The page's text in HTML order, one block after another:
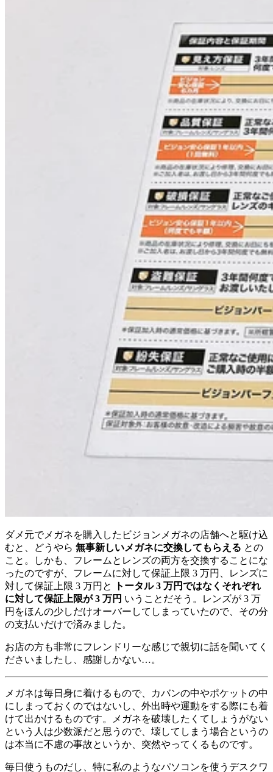
ダメ元でメガネを購入したビジョンメガネの店舗へと駆け込
むと、どうやら 無事新しいメガネに交換してもらえる との
こと。しかも、フレームとレンズの両方を交換することにな
ったのですが、フレームに対して保証上限 3 万円、レンズに
対して保証上限 3 万円と
トータル 3 万円ではなくそれぞれ
に対して保証上限が 3 万円 いうことだそう。レンズが 3 万
円をほんの少しだけオーバーしてしまっていたので、その分
の支払いだけで済みました。
お店の方も非常にフレンドリーな感じで親切に話を聞いてく
ださいましたし、感謝しかない…。
メガネは毎日身に着けるもので、カバンの中やポケットの中
にしまっておくのではないし、外出時や運動をする際にも着
けて出かけるものです。メガネを破壊したくてしょうがない
という人は少数派だと思うので、壊してしまう場合というの
は本当に不慮の事故というか、突然やってくるものです。
毎日使うものだし、特に私のようなパソコンを使うデスクワ